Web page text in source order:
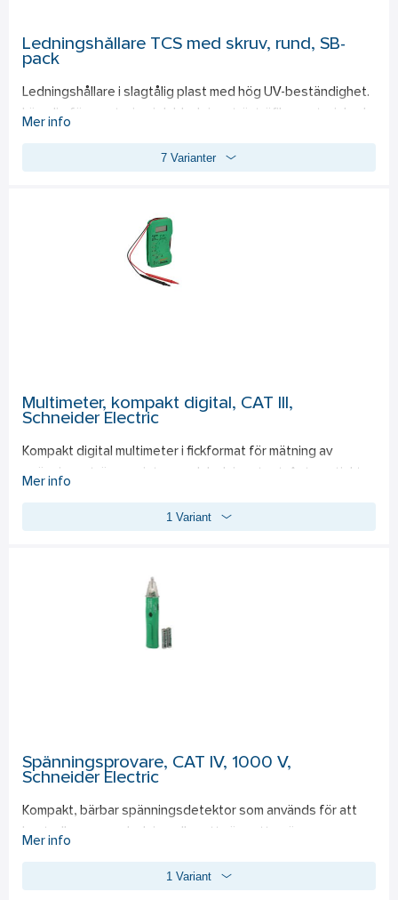
Ledningshållare TCS med skruv, rund, SB-
pack
Ledningshållare i slagtålig plast med hög UV-beständighet.
Lämplig för montering i dubbelgips, trä, träfibermaterial och
hårda material som betong i ett förborrat 4 mm hål. Även för
Mer info
7 Varianter
Multimeter, kompakt digital, CAT III,
Schneider Electric
Kompakt digital multimeter i fickformat för mätning av
spänning, ström, resistens och ledningstest. Automatiskt
batterinivå. Överspänningsskydd av instrumentet vid
Mer info
1 Variant
Spänningsprovare, CAT IV, 1000 V,
Schneider Electric
Kompakt, bärbar spänningsdetektor som används för att
kontrollera om en ledning eller ett vägguttag är
1000 V. Levereras komplett med batteri (2 st AAA).
Mer info
1 Variant